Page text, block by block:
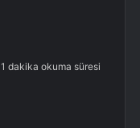
1 dakika okuma süresi